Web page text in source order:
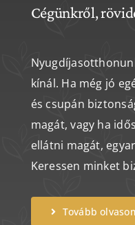
Cégünkről,
kínál. Ha még jó
és csupán
magát, vagy ha
ellátni magát,
Keressen minket
Tovább